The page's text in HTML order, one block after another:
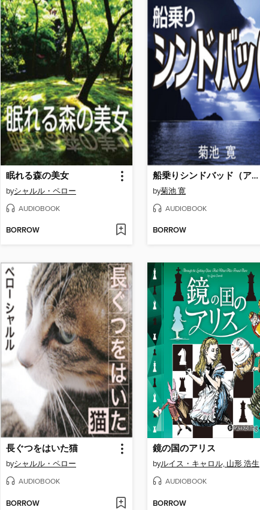
眠れる森の美女
byシャルル・ペロー
AUDIOBOOK
BORROW
船乗りシンドバッド（アラビアンナイト）
by菊池 寛
AUDIOBOOK
BORROW
長ぐつをはいた猫
byシャルル・ペロー
AUDIOBOOK
BORROW
鏡の国のアリス
byルイス・キャロル, 山形 浩生
AUDIOBOOK
BORROW